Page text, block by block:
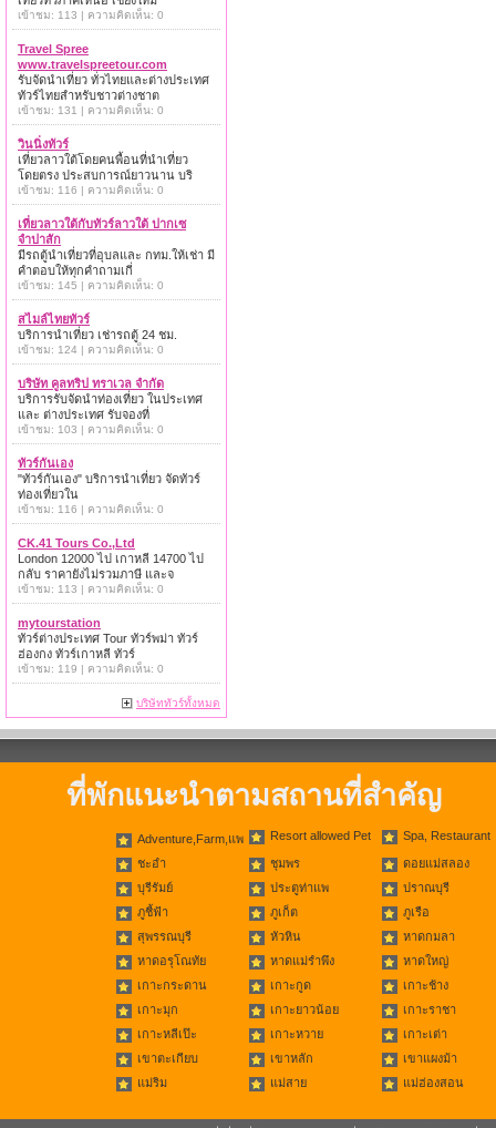
เข้าชม: 113 | ความคิดเห็น: 0
Travel Spree
www.travelspreetour.com
รับจัดนำเที่ยว ทั่วไทยและต่างประเทศ
ทัวร์ไทยสำหรับชาวต่างชาต
เข้าชม: 131 | ความคิดเห็น: 0
วินนิ่งทัวร์
เที่ยวลาวใต้โดยคนพื้อนที่นำเที่ยว
โดยตรง ประสบการณ์ยาวนาน บริ
เข้าชม: 116 | ความคิดเห็น: 0
เที่ยวลาวใต้กับทัวร์ลาวใต้ ปากเซ
จำปาสัก
มีรถตู้นำเที่ยวที่อุบลและ กทม.ให้เช่า มี
คำตอบให้ทุกคำถามเกี่
เข้าชม: 145 | ความคิดเห็น: 0
สไมล์ไทยทัวร์
บริการนำเที่ยว เช่ารถตู้ 24 ชม.
เข้าชม: 124 | ความคิดเห็น: 0
บริษัท คูลทริป ทราเวล จำกัด
บริการรับจัดนำท่องเที่ยว ในประเทศ
และ ต่างประเทศ รับจองที่
เข้าชม: 103 | ความคิดเห็น: 0
ทัวร์กันเอง
"ทัวร์กันเอง" บริการนำเที่ยว จัดทัวร์
ท่องเที่ยวใน
เข้าชม: 116 | ความคิดเห็น: 0
CK.41 Tours Co.,Ltd
London 12000 ไป เกาหลี 14700 ไป
กลับ ราคายังไม่รวมภาษี และจ
เข้าชม: 113 | ความคิดเห็น: 0
mytourstation
ทัวร์ต่างประเทศ Tour ทัวร์พม่า ทัวร์
ฮ่องกง ทัวร์เกาหลี ทัวร์
เข้าชม: 119 | ความคิดเห็น: 0
บริษัททัวร์ทั้งหมด
ที่พักแนะนำตามสถานที่สำคัญ
Adventure,Farm,แพ Resort allowed Pet Spa, Restaurant
ชะอำ ชุมพร
ดอยแม่สลอง
บุรีรัมย์
ประตูท่าแพ
ปราณบุรี
ภูชี้ฟ้า
ภูเก็ต
ภูเรือ
สุพรรณบุรี
หัวหิน
หาดกมลา
หาดอรุโณทัย
หาดแม่รำพึง
หาดใหญ่
เกาะกระดาน
เกาะกูด
เกาะช้าง
เกาะมุก
เกาะยาวน้อย
เกาะราชา
เกาะหลีเป๊ะ
เกาะหวาย
เกาะเต่า
เขาตะเกียบ
เขาหลัก
เขาแผงม้า
แม่ริม
แม่สาย แม่ฮ่องสอน